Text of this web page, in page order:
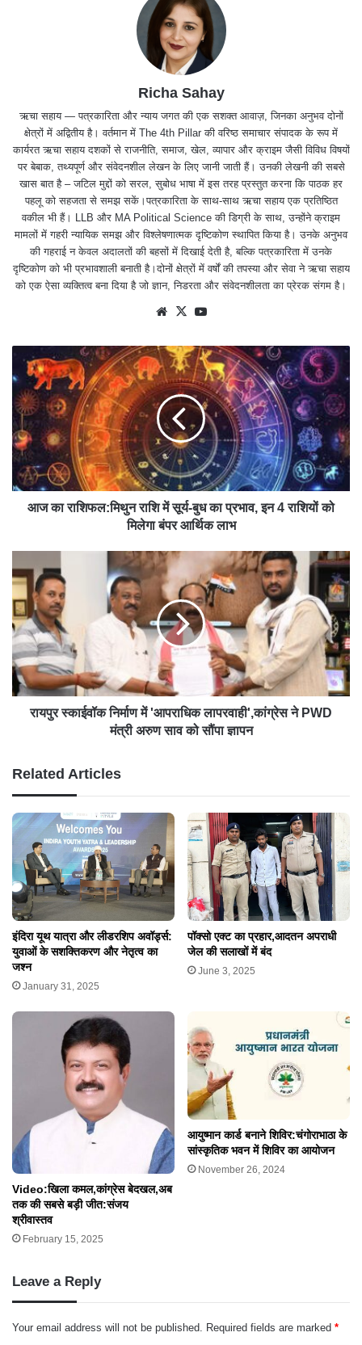
Richa Sahay
ऋचा सहाय — पत्रकारिता और न्याय जगत की एक सशक्त आवाज़, जिनका अनुभव दोनों
क्षेत्रों में अद्वितीय है। वर्तमान में The 4th Pillar की वरिष्ठ समाचार संपादक के रूप में
कार्यरत ऋचा सहाय दशकों से राजनीति, समाज, खेल, व्यापार और क्राइम जैसी विविध विषयों
पर बेबाक, तथ्यपूर्ण और संवेदनशील लेखन के लिए जानी जाती हैं। उनकी लेखनी की सबसे
खास बात है – जटिल मुद्दों को सरल, सुबोध भाषा में इस तरह प्रस्तुत करना कि पाठक हर
पहलू को सहजता से समझ सकें।पत्रकारिता के साथ-साथ ऋचा सहाय एक प्रतिष्ठित
वकील भी हैं। LLB और MA Political Science की डिग्री के साथ, उन्होंने क्राइम
मामलों में गहरी न्यायिक समझ और विश्लेषणात्मक दृष्टिकोण स्थापित किया है। उनके अनुभव
की गहराई न केवल अदालतों की बहसों में दिखाई देती है, बल्कि पत्रकारिता में उनके
दृष्टिकोण को भी प्रभावशाली बनाती है।दोनों क्षेत्रों में वर्षों की तपस्या और सेवा ने ऋचा सहाय
को एक ऐसा व्यक्तित्व बना दिया है जो ज्ञान, निडरता और संवेदनशीलता का प्रेरक संगम है।
We
e
X
be
आज का राशिफल:मिथुन राशि में सूर्य-बुध का प्रभाव, इन 4 राशियों को
मिलेगा बंपर आर्थिक लाभ
रायपुर स्काईवॉक निर्माण में 'आपराधिक लापरवाही',कांग्रेस ने PWD
मंत्री अरुण साव को सौंपा ज्ञापन
Related Articles
इंदिरा यूथ यात्रा और लीडरशिप अवॉर्ड्स:
युवाओं के सशक्तिकरण और नेतृत्व का
जश्न
January 31, 2025
पॉक्सो एक्ट का प्रहार,आदतन अपराधी
जेल की सलाखों में बंद
June 3, 2025
Video:खिला कमल,कांग्रेस बेदखल,अब
तक की सबसे बड़ी जीत:संजय
श्रीवास्तव
February 15, 2025
आयुष्मान कार्ड बनाने शिविर:चंगोराभाठा के
सांस्कृतिक भवन में शिविर का आयोजन
November 26, 2024
Leave a Reply
Your email address will not be published. Required fields are marked *